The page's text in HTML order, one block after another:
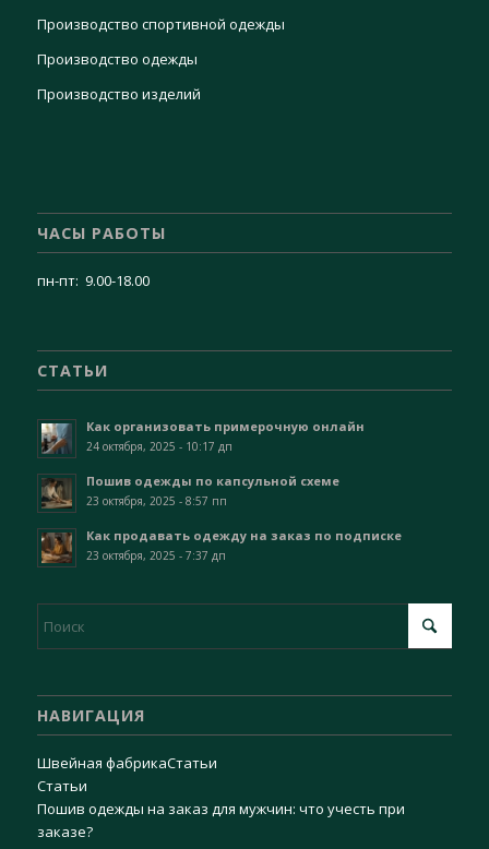
Производство спортивной одежды
Производство одежды
Производство изделий
ЧАСЫ РАБОТЫ
пн-пт: 9.00-18.00
СТАТЬИ
Как организовать примерочную онлайн
24 октября, 2025 - 10:17 дп
Пошив одежды по капсульной схеме
23 октября, 2025 - 8:57 пп
Как продавать одежду на заказ по подписке
23 октября, 2025 - 7:37 дп
НАВИГАЦИЯ
Швейная фабрика
Статьи
Статьи
Пошив одежды на заказ для мужчин: что учесть при
заказе?